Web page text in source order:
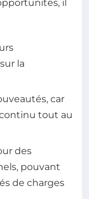
il
la
car
tout au
des
pouvant
de charges